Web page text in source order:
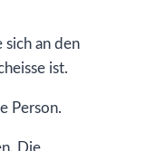
sich an den
ist.
Person.
Die